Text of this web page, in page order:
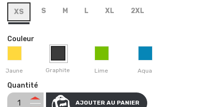
XS
S M L XL 2XL
Couleur
Jaune Graphite Lime Aqua
Quantité
AJOUTER AU PANIER